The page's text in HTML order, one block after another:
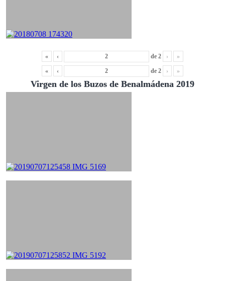
« ‹ de 2 › »
« ‹ de 2 › »
Virgen de los Buzos de Benalmádena 2019